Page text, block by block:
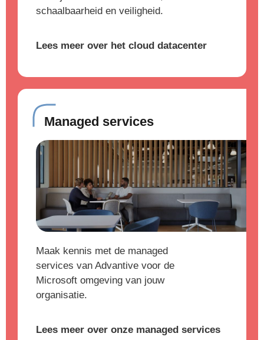
schaalbaarheid en veiligheid.
Lees meer over het cloud datacenter
Managed services
Maak kennis met de managed
services van Advantive voor de
Microsoft omgeving van jouw
organisatie.
Lees meer over onze managed services